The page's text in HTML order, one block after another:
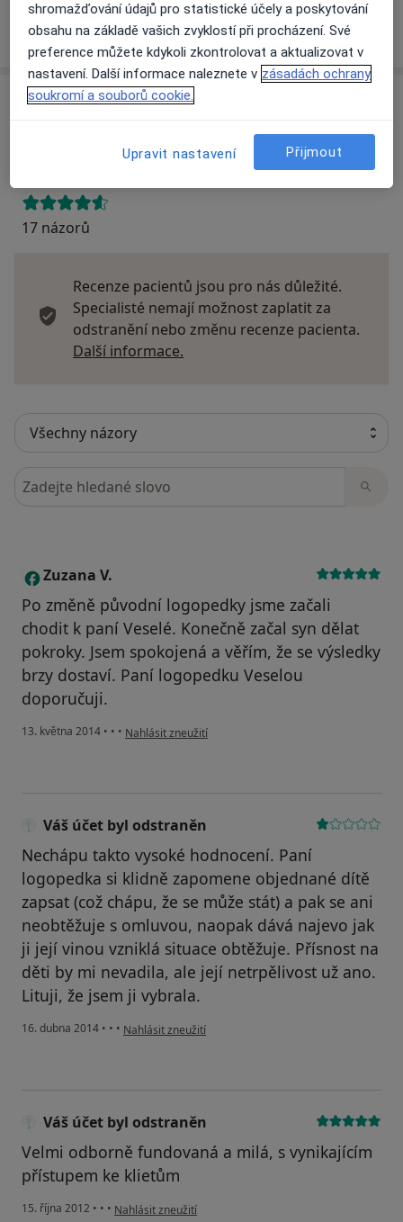
Víceo adrese
Názory
Přidejte svůj názor
17 názorů
Recenze pacientů jsou pro nás důležité.
Specialisté nemají možnost zaplatit za
odstranění nebo změnu recenze pacienta.
Další informace.
Hledejte v názorech
Z Zuzana V.
Po změně původní logopedky jsme začali
chodit k paní Veselé. Konečně začal syn dělat
pokroky. Jsem spokojená a věřím, že se výsledky
brzy dostaví. Paní logopedku Veselou
doporučuji.
13. května 2014 • • • podle názoru uživatele Zuzana V.
Nahlásit zneužití
Váš účet byl odstraněn
Nechápu takto vysoké hodnocení. Paní
logopedka si klidně zapomene objednané dítě
zapsat (což chápu, že se může stát) a pak se ani
neobtěžuje s omluvou, naopak dává najevo jak
ji její vinou vzniklá situace obtěžuje. Přísnost na
děti by mi nevadila, ale její netrpělivost už ano.
Lituji, že jsem ji vybrala.
16. dubna 2014 • • • podle názoru uživatele Váš účet byl odstraněn
Nahlásit zneužití
Váš účet byl odstraněn
Velmi odborně fundovaná a milá, s vynikajícím
přístupem ke klietům
15. října 2012 • • • podle názoru uživatele Váš účet byl odstraněn
Nahlásit zneužití
shromažďování údajů pro statistické účely a poskytování
obsahu na základě vašich zvyklostí při procházení. Své
preference můžete kdykoli zkontrolovat a aktualizovat v
nastavení. Další informace naleznete v zásadách ochrany
soukromí a souborů cookie.
Upravit nastavení Přijmout